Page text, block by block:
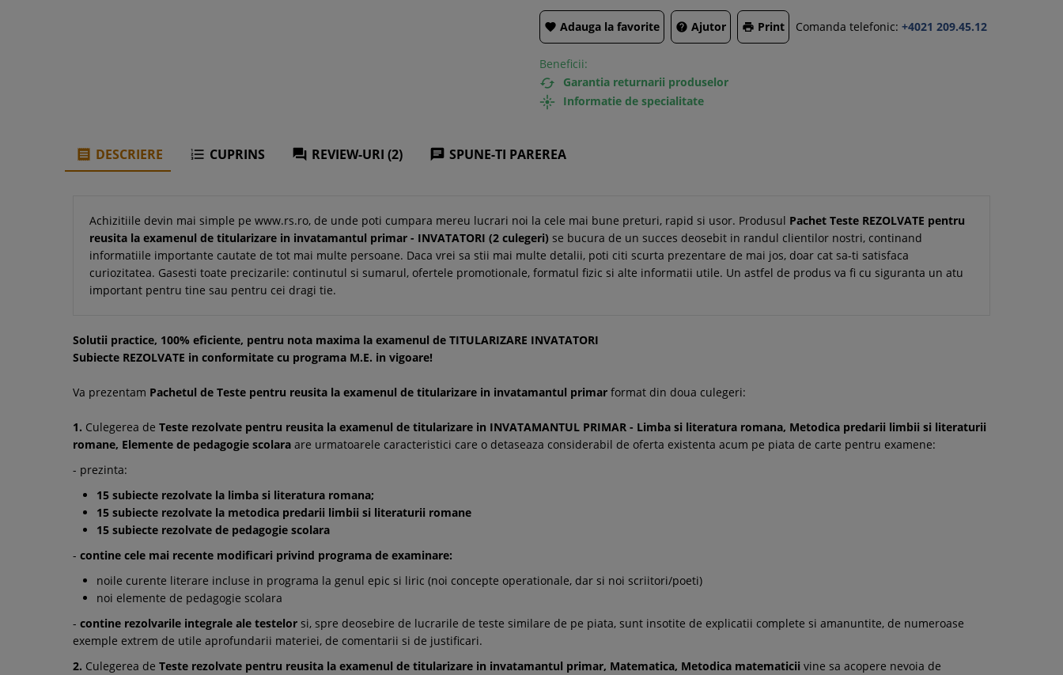
 Adauga la favorite  Ajutor  Print Comanda telefonic: +4021 209.45.12
Beneficii:
 Garantia returnarii produselor
 Informatie de specialitate
 DESCRIERE  CUPRINS  REVIEW-URI (2)  SPUNE-TI PAREREA
Achizitiile devin mai simple pe www.rs.ro, de unde poti cumpara mereu lucrari noi la cele mai bune preturi, rapid si usor. Produsul Pachet Teste REZOLVATE pentru
reusita la examenul de titularizare in invatamantul primar - INVATATORI (2 culegeri) se bucura de un succes deosebit in randul clientilor nostri, continand
informatiile importante cautate de tot mai multe persoane. Daca vrei sa stii mai multe detalii, poti citi scurta prezentare de mai jos, doar cat sa-ti satisfaca
curiozitatea. Gasesti toate precizarile: continutul si sumarul, ofertele promotionale, formatul fizic si alte informatii utile. Un astfel de produs va fi cu siguranta un atu
important pentru tine sau pentru cei dragi tie.
Solutii practice, 100% eficiente, pentru nota maxima la examenul de TITULARIZARE INVATATORI
Subiecte REZOLVATE in conformitate cu programa M.E. in vigoare!
Va prezentam Pachetul de Teste pentru reusita la examenul de titularizare in invatamantul primar format din doua culegeri:
1. Culegerea de Teste rezolvate pentru reusita la examenul de titularizare in INVATAMANTUL PRIMAR - Limba si literatura romana, Metodica predarii limbii si literaturii
romane, Elemente de pedagogie scolara are urmatoarele caracteristici care o detaseaza considerabil de oferta existenta acum pe piata de carte pentru examene:
- prezinta:
15 subiecte rezolvate la limba si literatura romana;
15 subiecte rezolvate la metodica predarii limbii si literaturii romane
15 subiecte rezolvate de pedagogie scolara
- contine cele mai recente modificari privind programa de examinare:
noile curente literare incluse in programa la genul epic si liric (noi concepte operationale, dar si noi scriitori/poeti)
noi elemente de pedagogie scolara
- contine rezolvarile integrale ale testelor si, spre deosebire de lucrarile de teste similare de pe piata, sunt insotite de explicatii complete si amanuntite, de numeroase
exemple extrem de utile aprofundarii materiei, de comentarii si de justificari.
2. Culegerea de Teste rezolvate pentru reusita la examenul de titularizare in invatamantul primar, Matematica, Metodica matematicii vine sa acopere nevoia de